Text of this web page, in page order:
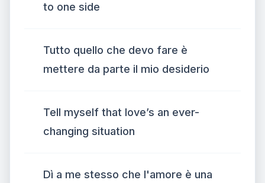
to one side
Tutto quello che devo fare è
mettere da parte il mio desiderio
Tell myself that love’s an ever-
changing situation
Dì a me stesso che l'amore è una